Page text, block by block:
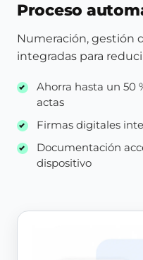
Proceso
Numeración, gestión
integradas para
Ahorra hasta un 50
actas
Firmas digitales
Documentación
dispositivo